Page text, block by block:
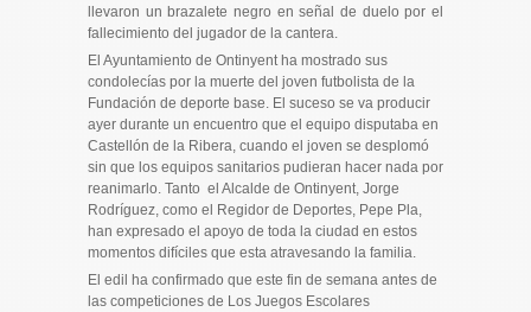
llevaron un brazalete negro en señal de duelo por el
fallecimiento del jugador de la cantera.
El Ayuntamiento de Ontinyent ha mostrado sus
condolecías por la muerte del joven futbolista de la
Fundación de deporte base. El suceso se va producir
ayer durante un encuentro que el equipo disputaba en
Castellón de la Ribera, cuando el joven se desplomó
sin que los equipos sanitarios pudieran hacer nada por
reanimarlo. Tanto el Alcalde de Ontinyent, Jorge
Rodríguez, como el Regidor de Deportes, Pepe Pla,
han expresado el apoyo de toda la ciudad en estos
momentos difíciles que esta atravesando la familia.
El edil ha confirmado que este fin de semana antes de
las competiciones de Los Juegos Escolares